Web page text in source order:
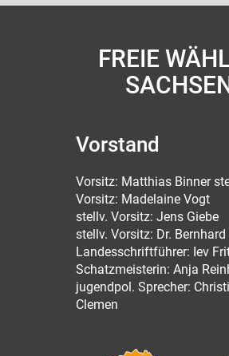
FREIE
Vorstand
Vorsitz: Matthias Binner
Vorsitz: Madelaine Vogt
stellv. Vorsitz: Jens Giebe
stellv. Vorsitz: Dr.
Landesschriftführer: Iev
Schatzmeisterin: Anja
jugendpol. Sprecher:
Clemen